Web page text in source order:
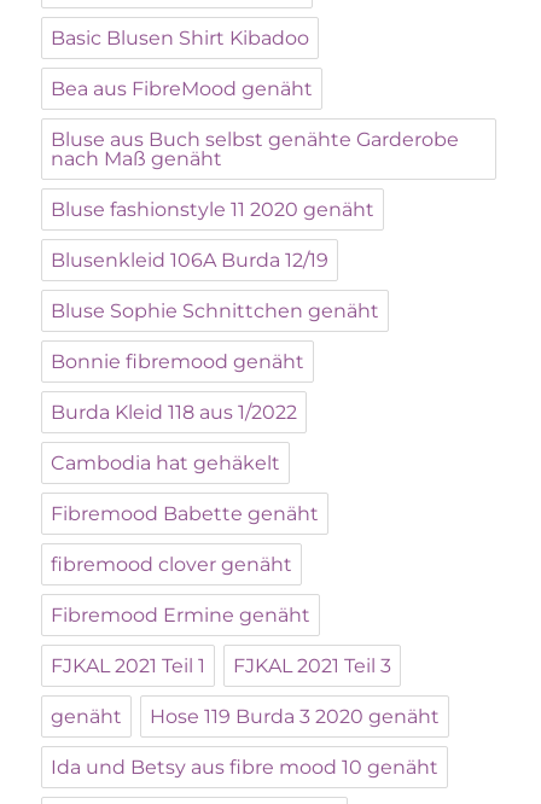
Basic Blusen Shirt Kibadoo
Bea aus FibreMood genäht
Bluse aus Buch selbst genähte Garderobe
nach Maß genäht
Bluse fashionstyle 11 2020 genäht
Blusenkleid 106A Burda 12/19
Bluse Sophie Schnittchen genäht
Bonnie fibremood genäht
Burda Kleid 118 aus 1/2022
Cambodia hat gehäkelt
Fibremood Babette genäht
fibremood clover genäht
Fibremood Ermine genäht
FJKAL 2021 Teil 1 FJKAL 2021 Teil 3
genäht Hose 119 Burda 3 2020 genäht
Ida und Betsy aus fibre mood 10 genäht